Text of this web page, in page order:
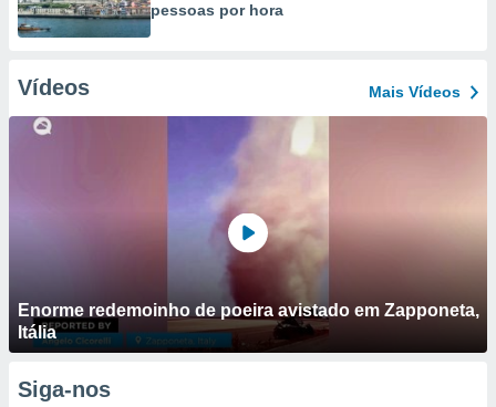
pessoas por hora
Vídeos Mais Vídeos
Enorme redemoinho de poeira avistado em Zapponeta,
Itália
Siga-nos